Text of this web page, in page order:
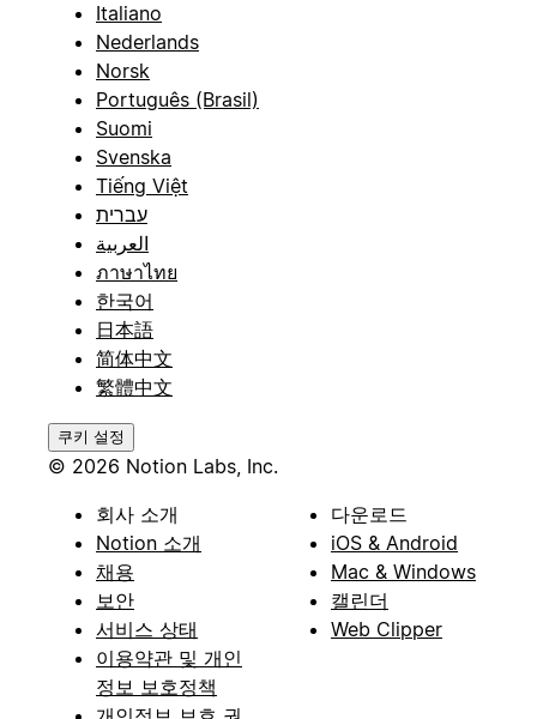
Italiano
Nederlands
Norsk
Português (Brasil)
Suomi
Svenska
Tiếng Việt
עברית
العربية
ภาษาไทย
한국어
日本語
简体中文
繁體中文
쿠키 설정
© 2026 Notion Labs, Inc.
회사 소개
Notion 소개
채용
보안
서비스 상태
이용약관 및 개인
정보 보호정책
다운로드
iOS & Android
Mac & Windows
캘린더
Web Clipper